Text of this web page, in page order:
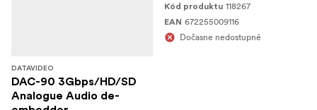
DATAVIDEO
DAC-90 3Gbps/HD/SD
Analogue Audio de-
Kód produktu 118267
EAN 672255009116
Dočasne nedostupné